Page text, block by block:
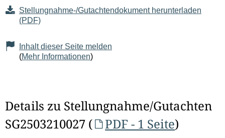
Stellungnahme-/Gutachtendokument herunterladen
(PDF)
Inhalt dieser Seite melden
(Mehr Informationen)
Details zu Stellungnahme/Gutachten
SG2503210027 (
PDF - 1 Seite)